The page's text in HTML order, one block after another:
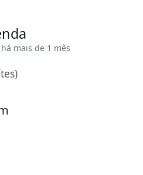
mais de 1 mês